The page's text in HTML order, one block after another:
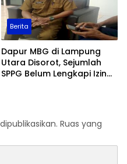
Berita
Dapur MBG di Lampung
Utara Disorot, Sejumlah
SPPG Belum Lengkapi Izin
Ruas yang